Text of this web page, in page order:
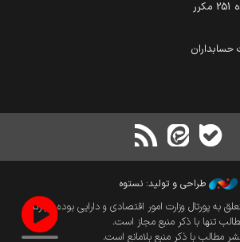
سامانه هیات موضوع ماده 251 مکرر
طراحی و تولید: نستوه
به پورتال وزارت امور اقتصادی و دارایی بوده و بازنشر
تنها با ذکر منبع مجاز است.
مطالب با ذکر منبع بلامانع است.